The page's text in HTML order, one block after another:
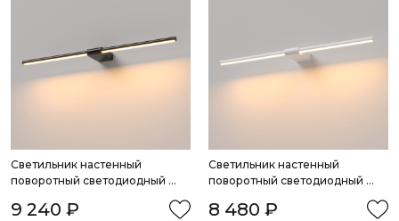
Светильник настенный
поворотный светодиодный
3000К
9 240 ₽
Светильник настенный
поворотный светодиодный
8 480 ₽